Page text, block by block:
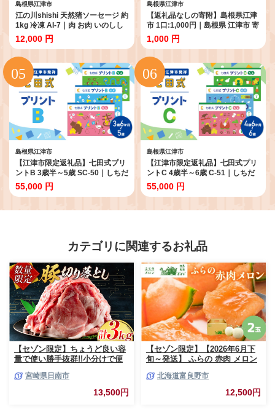
島根県江津市
江の川shishi 天然猪ソーセージ 約
1kg 冷凍 AI-7｜肉 お肉 いのしし
肉 イノシシ肉 猪肉 ジビエ ジビエ
料理 ソーセージ ウインナー 焼き
肉 大容量 セット 送料無料 島根県
江津市
12,000 円
島根県江津市
【返礼品なしの寄附】島根県江津
市 1口:1,000円｜島根県 江津市 寄
付 寄附 応援 おうえん 支援 しえん
応援寄付金 支援寄付金 寄付のみ
返礼品なし 返礼品なしの寄付
1,000円
1,000 円
島根県江津市
【江津市限定返礼品】七田式プリ
ントB 3歳半～5歳 SC-50｜しちだ
七田式 七田式教育 七田式プリン
ト 年少 年中 就学前 幼児 子育て
ント 勉強 学習習慣 セット トレー
55,000 円
島根県江津市
【江津市限定返礼品】七田式プリ
ントC 4歳半～6歳 C-51｜しちだ
七田式 七田式教育 七田式プリン
ト 年中 年長 就学前 幼児 子育て
ント 勉強 学習習慣 セット トレー
55,000 円
カテゴリに関連するお礼品
【セゾン限定】ちょうど良い容
量で使い勝手抜群!!小分けで便
3kg お肉 豚肉 ポーク 国産 小分
け 真空パック 個包装 万能食材
おすすめ おかず 食品 炒め物 お
宮崎県日南市
13,500円
【セゾン限定】【2026年6月下
旬～発送】 ふらの 赤肉 メロン
市 (相馬農園) メロン フルーツ
果物 新鮮 甘い 贈り物 ギフト
道産 ジューシー おやつ ふらの
北海道富良野市
12,500円